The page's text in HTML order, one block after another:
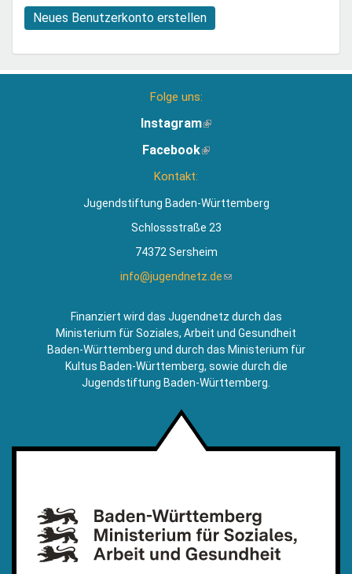
Neues Benutzerkonto erstellen
Folge uns:
Instagram(Link
extern)
Facebook(Link
Kontakt:
Jugendstiftung Baden-Württemberg
Schlossstraße 23
74372 Sersheim
info@jugendnetz.de(Link
Mail)
Finanziert wird das Jugendnetz durch das
Ministerium für Soziales, Arbeit und Gesundheit
Baden-Württemberg und durch das Ministerium für
Kultus Baden-Württemberg, sowie durch die
Jugendstiftung Baden-Württemberg.